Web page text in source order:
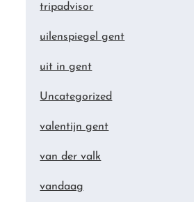
tripadvisor
uilenspiegel gent
uit in gent
Uncategorized
valentijn gent
van der valk
vandaag